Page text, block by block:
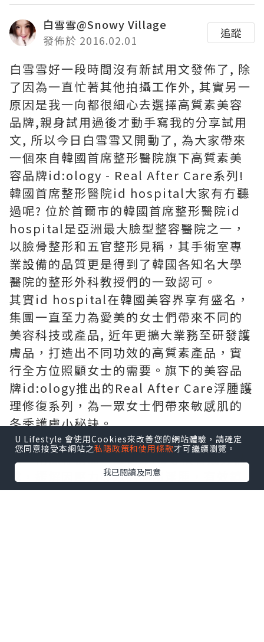
U Lifestyle 會使用Cookies來改善您的網站體驗，請確定
您同意接受本網站之私隱政策和使用條款才可繼續瀏覽。
我已閱讀及同意
白雪雪@Snowy Village
發佈於 2016.02.01
追蹤
白雪雪好一段時間沒有新試用文發佈了, 除
了因為一直忙著其他拍攝工作外, 其實另一
原因是我一向都很細心去選擇高質素美容
品牌,親身試用過後才動手寫我的分享試用
文, 所以今日白雪雪又開動了, 為大家帶來
一個來自韓國首席整形醫院旗下高質素美
容品牌id:ology - Real After Care系列!
韓國首席整形醫院id hospital大家有冇聽
過呢? 位於首爾市的韓國首席整形醫院id
hospital是亞洲最大臉型整容醫院之一，
以臉骨整形和五官整形見稱，其手術室專
業設備的品質更是得到了韓國各知名大學
醫院的整形外科教授們的一致認可。
其實id hospital在韓國美容界享有盛名，
集團一直至力為愛美的女士們帶來不同的
美容科技或產品, 近年更擴大業務至研發護
膚品，打造出不同功效的高質素產品，實
行全方位照顧女士的需要。旗下的美容品
牌id:ology推出的Real After Care浮腫護
理修復系列，為一眾女士們帶來敏感肌的
冬季護膚小秘訣。
全系列產品由韓國製造，由柳珊瑚萃取
液、南瓜籽精油、維他命K3等複合成分構
成，緩解因壓力導致的面部浮腫，有效鎮
定因外部刺激變得敏感的肌膚，給肌膚帶